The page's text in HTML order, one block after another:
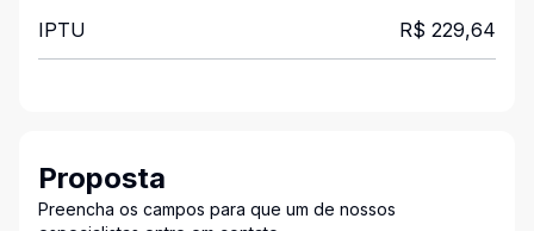
IPTU R$ 229,64
Proposta
Preencha os campos para que um de nossos